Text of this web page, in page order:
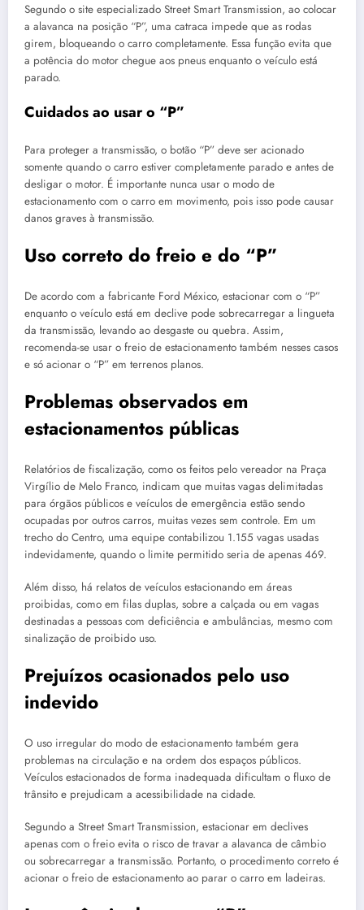
Segundo o site especializado Street Smart Transmission, ao colocar
a alavanca na posição “P”, uma catraca impede que as rodas
girem, bloqueando o carro completamente. Essa função evita que
a potência do motor chegue aos pneus enquanto o veículo está
parado.
Cuidados ao usar o “P”
Para proteger a transmissão, o botão “P” deve ser acionado
somente quando o carro estiver completamente parado e antes de
desligar o motor. É importante nunca usar o modo de
estacionamento com o carro em movimento, pois isso pode causar
danos graves à transmissão.
Uso correto do freio e do “P”
De acordo com a fabricante Ford México, estacionar com o “P”
enquanto o veículo está em declive pode sobrecarregar a lingueta
da transmissão, levando ao desgaste ou quebra. Assim,
recomenda-se usar o freio de estacionamento também nesses casos
e só acionar o “P” em terrenos planos.
Problemas observados em
estacionamentos públicas
Relatórios de fiscalização, como os feitos pelo vereador na Praça
Virgílio de Melo Franco, indicam que muitas vagas delimitadas
para órgãos públicos e veículos de emergência estão sendo
ocupadas por outros carros, muitas vezes sem controle. Em um
trecho do Centro, uma equipe contabilizou 1.155 vagas usadas
indevidamente, quando o limite permitido seria de apenas 469.
Além disso, há relatos de veículos estacionando em áreas
proibidas, como em filas duplas, sobre a calçada ou em vagas
destinadas a pessoas com deficiência e ambulâncias, mesmo com
sinalização de proibido uso.
Prejuízos ocasionados pelo uso
indevido
O uso irregular do modo de estacionamento também gera
problemas na circulação e na ordem dos espaços públicos.
Veículos estacionados de forma inadequada dificultam o fluxo de
trânsito e prejudicam a acessibilidade na cidade.
Segundo a Street Smart Transmission, estacionar em declives
apenas com o freio evita o risco de travar a alavanca de câmbio
ou sobrecarregar a transmissão. Portanto, o procedimento correto é
acionar o freio de estacionamento ao parar o carro em ladeiras.